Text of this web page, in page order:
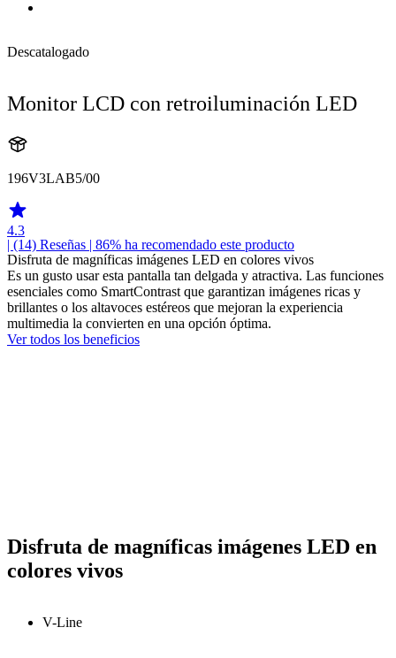
Descatalogado
Monitor LCD con retroiluminación LED
196V3LAB5/00
4.3
| (14) Reseñas | 86% ha recomendado este producto
Disfruta de magníficas imágenes LED en colores vivos
Es un gusto usar esta pantalla tan delgada y atractiva. Las funciones
esenciales como SmartContrast que garantizan imágenes ricas y
brillantes o los altavoces estéreos que mejoran la experiencia
multimedia la convierten en una opción óptima.
Ver todos los beneficios
Disfruta de magníficas imágenes LED en
colores vivos
V-Line